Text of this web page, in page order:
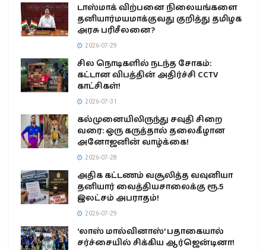
டாஸ்மாக் விற்பனை நிலையங்களை
தனியார்மயமாக்குவது குறித்து தமிழக
அரசு பரிசீலனை?
2026-07-29
சில நொடிகளில் நடந்த சோகம்:
கட்டான விபத்தின் அதிர்ச்சி CCTV
காட்சிகள்!
2026-07-31
கல்முனையிலிருந்து சவுதி சிறை
வரை: ஒரு கருத்தால் தலைகீழான
அனோஜனின் வாழ்க்கை!
2026-07-28
அதிக கட்டணம் வசூலித்த வவுனியா
தனியார் வைத்தியசாலைக்கு ரூ.5
இலட்சம் அபராதம்!
2026-07-29
‘லாஸ் மால்வினாஸ்’ பதாகையால்
சர்ச்சையில் சிக்கிய ஆர்ஜென்டினா!